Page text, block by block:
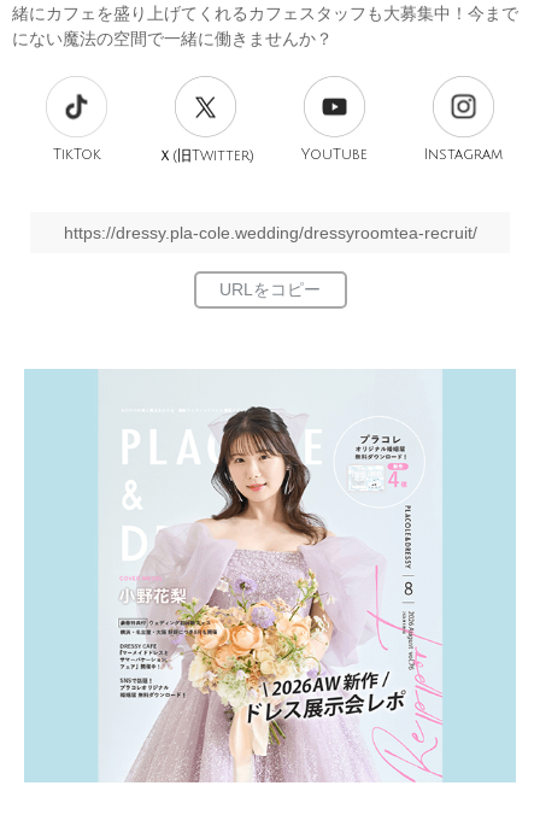
緒にカフェを盛り上げてくれるカフェスタッフも大募集中！今まで
にない魔法の空間で一緒に働きませんか？
TikTok Ｘ(旧Twitter) YouTube Instagram
https://dressy.pla-cole.wedding/dressyroomtea-recruit/